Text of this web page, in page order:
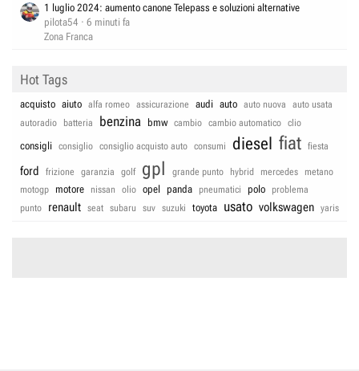
1 luglio 2024: aumento canone Telepass e soluzioni alternative
pilota54
6 minuti fa
Zona Franca
Hot Tags
acquisto aiuto alfa romeo assicurazione audi auto auto nuova
auto usata
autoradio
batteria benzina bmw cambio cambio automatico clio
consigli consiglio consiglio acquisto auto consumi diesel fiat fiesta
ford frizione garanzia golf gpl grande punto hybrid mercedes
metano
motogp
motore nissan olio opel panda pneumatici polo
problema
punto
renault seat subaru suv suzuki toyota usato volkswagen yaris